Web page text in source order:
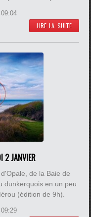
LIRE LA SUITE
2 JANVIER
de la Baie de
dunkerquois en un peu
(édition de 9h).